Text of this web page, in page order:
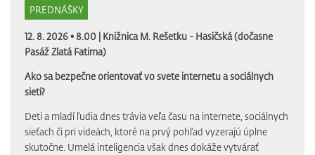
PREDNÁŠKY
12. 8. 2026 • 8.00 | Knižnica M. Rešetku - Hasičská (dočasne
Pasáž Zlatá Fatima)
Ako sa bezpečne orientovať vo svete internetu a sociálnych
sietí?
Deti a mladí ľudia dnes trávia veľa času na internete, sociálnych
sieťach či pri videách, ktoré na prvý pohľad vyzerajú úplne
skutočne. Umelá inteligencia však dnes dokáže vytvárať